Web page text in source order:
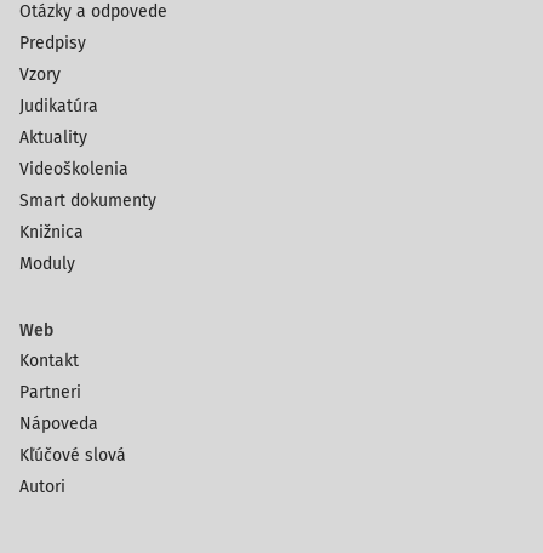
Otázky a odpovede
Predpisy
Vzory
Judikatúra
Aktuality
Videoškolenia
Smart dokumenty
Knižnica
Moduly
Web
Kontakt
Partneri
Nápoveda
Kľúčové slová
Autori